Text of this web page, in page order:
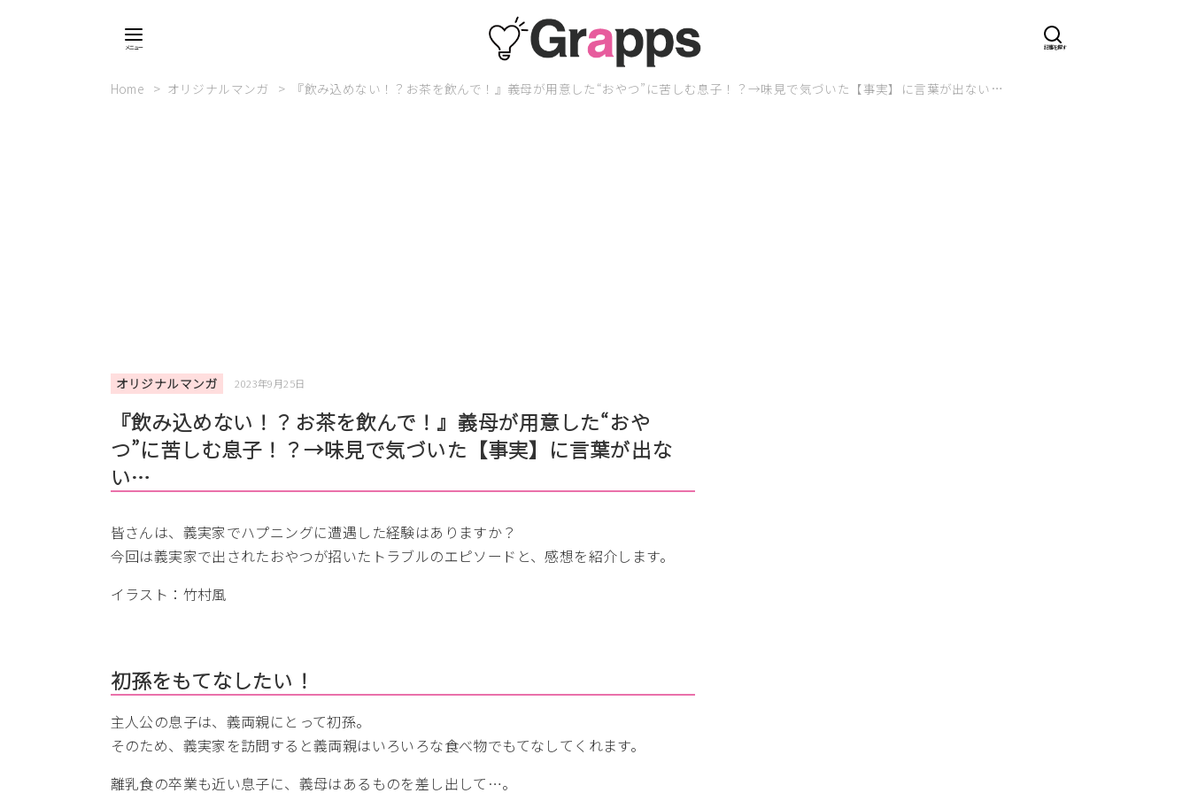
Home オリジナルマンガ 『飲み込めない！？お茶を飲んで！』義母が用意した“おやつ”に苦しむ息子！？→味見で気づいた【事実】に言葉が出ない…
オリジナルマンガ 2023年9月25日
『飲み込めない！？お茶を飲んで！』義母が用意した“おや
つ”に苦しむ息子！？→味見で気づいた【事実】に言葉が出な
い…
皆さんは、義実家でハプニングに遭遇した経験はありますか？
今回は義実家で出されたおやつが招いたトラブルのエピソードと、感想を紹介します。
イラスト：竹村風
初孫をもてなしたい！
主人公の息子は、義両親にとって初孫。
そのため、義実家を訪問すると義両親はいろいろな食べ物でもてなしてくれます。
離乳食の卒業も近い息子に、義母はあるものを差し出して…。